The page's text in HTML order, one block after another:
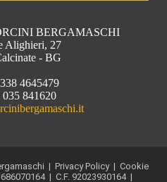
BERGAMASCHI
Alighieri, 27
- BG
4645479
841620
| Privacy Policy| Cookie
| C.F. 92023930164 |